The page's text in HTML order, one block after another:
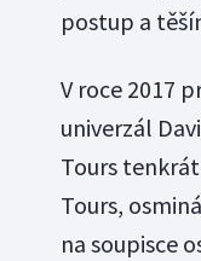
postup a
V roce 2017
univerzál
Tours
Tours,
na soupisce